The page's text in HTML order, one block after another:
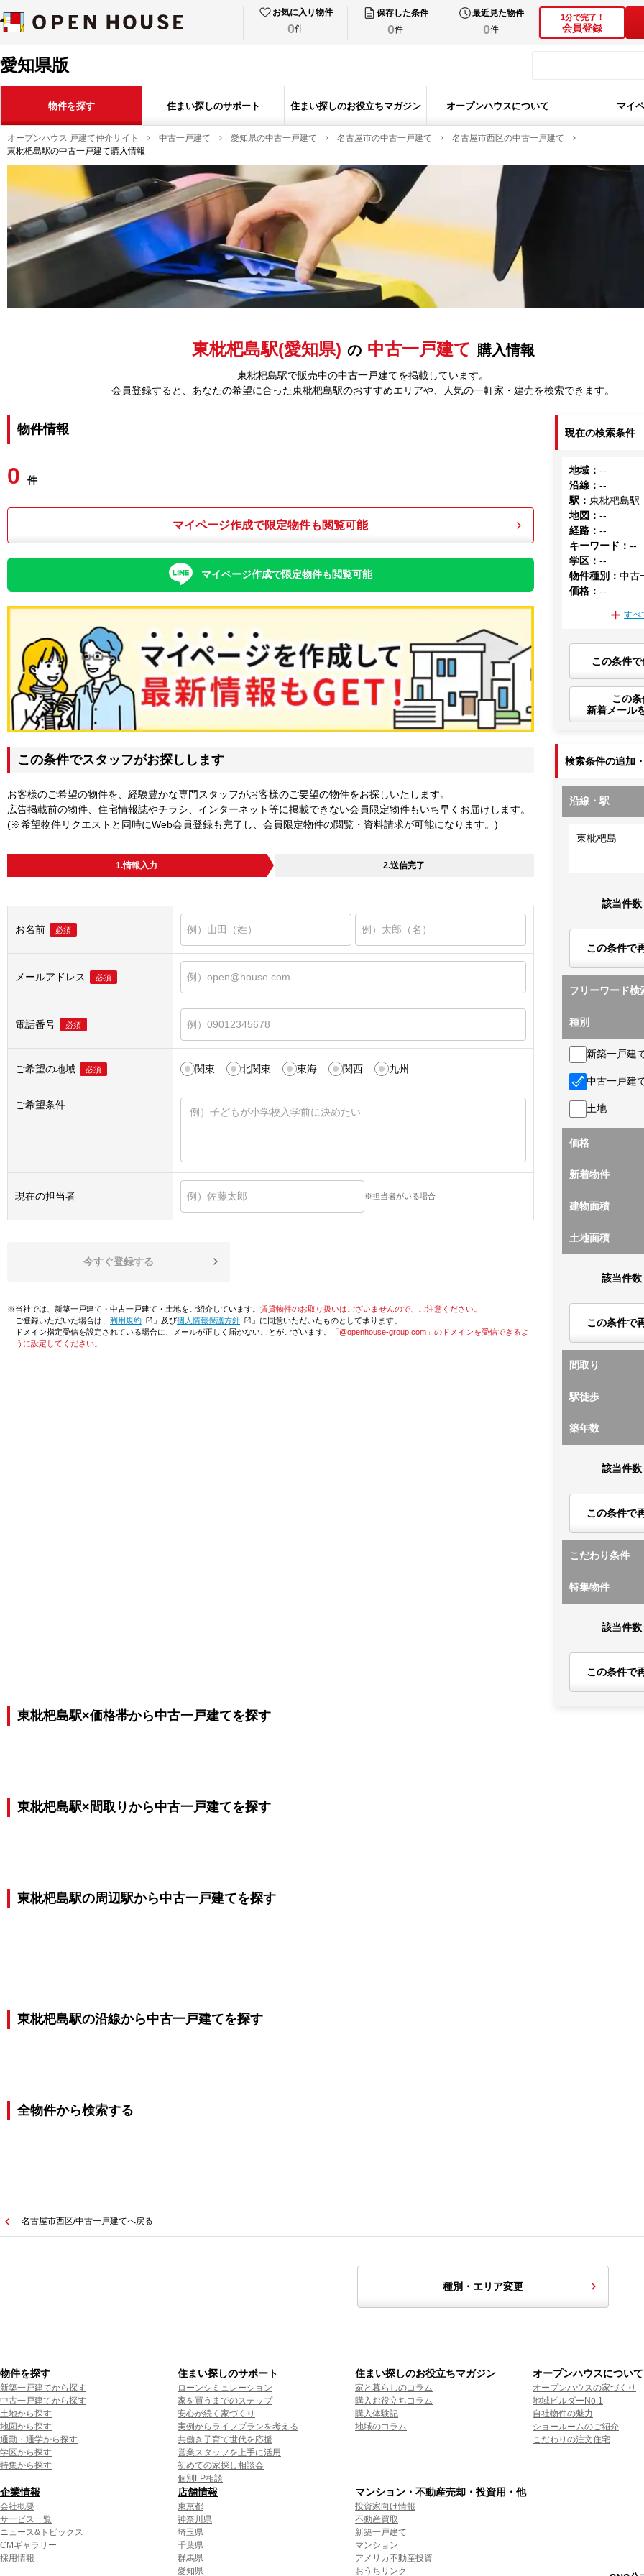
お気に入り物件
0件
保存した条件
0件
最近見た物件
0件
1分で完了！
会員登録
愛知県版
物件を探す 住まい探しのサポート 住まい探しのお役立ちマガジン オープンハウスについて マイ
オープンハウス 戸建て仲介サイト 中古一戸建て 愛知県の中古一戸建て 名古屋市の中古一戸建て
名古屋市西区の中古一戸建て
東枇杷島駅の中古一戸建て購入情報
東枇杷島駅(愛知県) の 中古一戸建て 購入情報
東枇杷島駅で販売中の中古一戸建てを掲載しています。
会員登録すると、あなたの希望に合った東枇杷島駅のおすすめエリアや、人気の一軒家・建売を検索できます。
物件情報
0 件
マイページ作成で限定物件も閲覧可能
マイページ作成で限定物件も閲覧可能
この条件でスタッフがお探しします
お客様のご希望の物件を、経験豊かな専門スタッフがお客様のご要望の物件をお探しいたします。
広告掲載前の物件、住宅情報誌やチラシ、インターネット等に掲載できない会員限定物件もいち早くお届けします。
(※希望物件リクエストと同時にWeb会員登録も完了し、会員限定物件の閲覧・資料請求が可能になります。)
1.情報入力 2.送信完了
お名前 必須
メールアドレス 必須
電話番号 必須
ご希望の地域 必須 関東 北関東 東海 関西 九州
ご希望条件
現在の担当者 ※担当者がいる場合
今すぐ登録する
※当社では、新築一戸建て・中古一戸建て・土地をご紹介しています。 賃貸物件のお取り扱いはございませんので、ご注意ください。
ご登録いただいた場合は、「利用規約 」及び「個人情報保護方針
」に同意いただいたものとして承ります。
ドメイン指定受信を設定されている場合に、メールが正しく届かないことがございます。
「@openhouse-group.com」のドメインを受信できるよ
うに設定してください。
現在の検索条件
地域 ：--
沿線 ：--
駅 ：東枇杷島駅
地図 ：--
経路 ：--
キーワード ：--
学区 ：--
物件種別 ：中古
価格 ：--
すべ
この条件
この
新着メール
検索条件の追加
沿線・駅
東枇杷島
該当件数
この条件で
フリーワード検
種別
新築一戸建
中古一戸建
土地
価格
新着物件
建物面積
土地面積
該当件数
この条件で
間取り
駅徒歩
築年数
該当件数
この条件で
こだわり条件
特集物件
該当件数
この条件で
東枇杷島駅×価格帯から中古一戸建てを探す
東枇杷島駅×間取りから中古一戸建てを探す
東枇杷島駅の周辺駅から中古一戸建てを探す
東枇杷島駅の沿線から中古一戸建てを探す
全物件から検索する
名古屋市西区/中古一戸建てへ戻る
種別・エリア変更
物件を探す
新築一戸建てから探す
中古一戸建てから探す
土地から探す
地図から探す
通勤・通学から探す
学区から探す
特集から探す
住まい探しのサポート
ローンシミュレーション
家を買うまでのステップ
安心が続く家づくり
実例からライフプランを考える
共働き子育て世代を応援
営業スタッフを上手に活用
初めての家探し相談会
個別FP相談
住まい探しのお役立ちマガジン
家と暮らしのコラム
購入お役立ちコラム
購入体験記
地域のコラム
オープンハウスについて
オープンハウスの家づくり
地域ビルダーNo.1
自社物件の魅力
ショールームのご紹介
こだわりの注文住宅
企業情報
会社概要
サービス一覧
ニュース&トピックス
CMギャラリー
採用情報
店舗情報
東京都
神奈川県
埼玉県
千葉県
群馬県
愛知県
マンション・不動産売却・投資用・他
投資家向け情報
不動産買取
新築一戸建て
マンション
アメリカ不動産投資
おうちリンク